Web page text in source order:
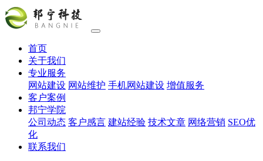
首页
关于我们
专业服务
网站建设 网站维护 手机网站建设 增值服务
客户案例
邦宁学院
公司动态 客户感言 建站经验 技术文章 网络营销 SEO优
化
联系我们